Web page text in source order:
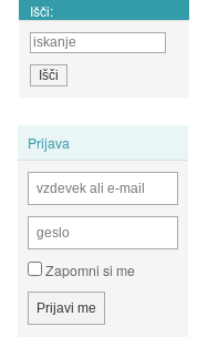
Išči:
Prijava
Zapomni si me